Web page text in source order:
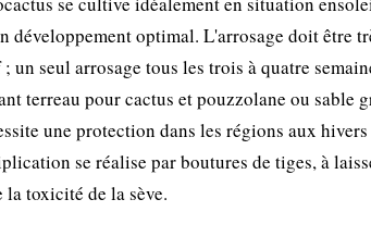
développement optimal. L'arrosage doit être
un seul arrosage tous les trois à quatre
terreau pour cactus et pouzzolane ou
une protection dans les régions aux
se réalise par boutures de tiges, à
la toxicité de la sève.